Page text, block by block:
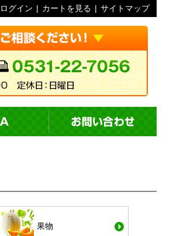
ログイン | カートを見る | サイトマップ
果物